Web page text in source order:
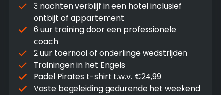
3 nachten verblijf in een hotel inclusief
ontbijt of appartement
6 uur training door een professionele
coach
2 uur toernooi of onderlinge wedstrijden
Trainingen in het Engels
Padel Pirates t-shirt t.w.v. €24,99
Vaste begeleiding gedurende het weekend